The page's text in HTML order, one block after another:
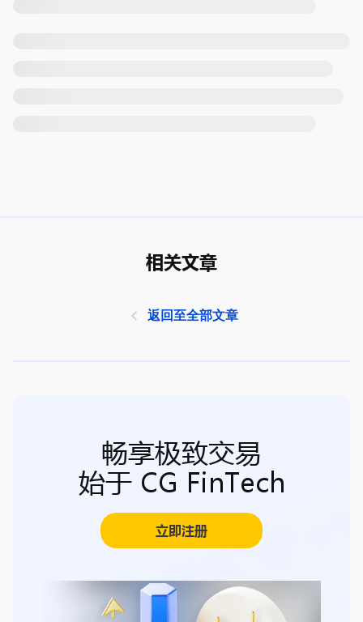
相关文章
返回至全部文章
畅享极致交易
始于 CG FinTech
立即注册